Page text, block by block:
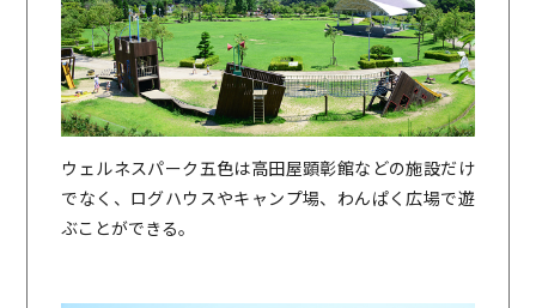
ウェルネスパーク五色は高田屋顕彰館などの施設だけ
でなく、ログハウスやキャンプ場、わんぱく広場で遊
ぶことができる。